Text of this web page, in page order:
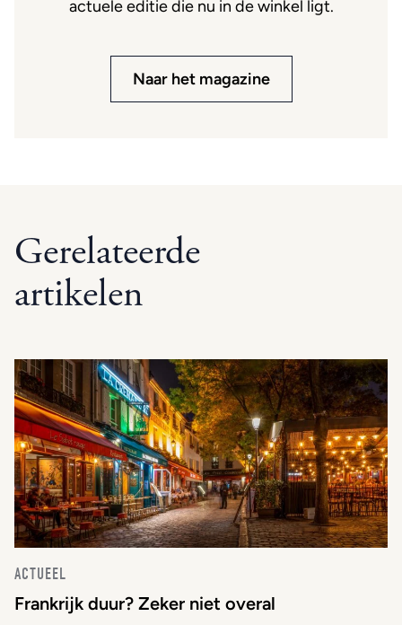
actuele editie die nu in de winkel ligt.
Naar het magazine
Gerelateerde
artikelen
ACTUEEL
Frankrijk duur? Zeker niet overal